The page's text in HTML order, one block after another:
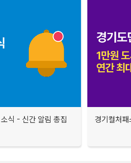
식 - 신간 알림 총집
경기컬처